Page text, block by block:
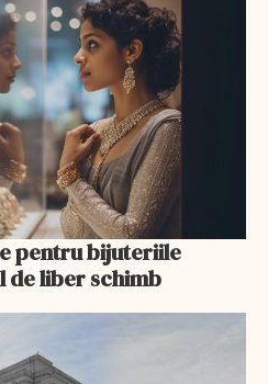
pentru bijuteriile
de liber schimb